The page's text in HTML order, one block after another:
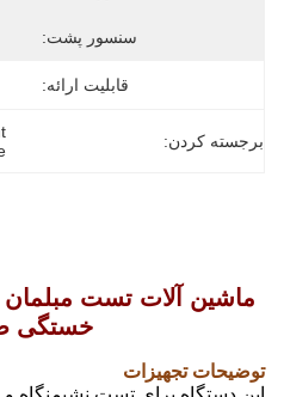
سنسور پشت:
قابلیت ارائه:
برجسته کردن:
ماشین آلات تست
خستگی
توضیحات تجهیزات